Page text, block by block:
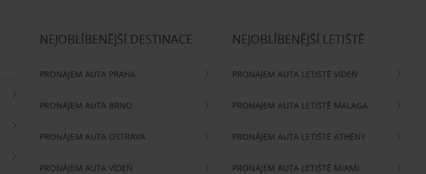
NEJOBLÍBENĚJŠÍ DESTINACE
PRONÁJEM AUTA PRAHA
PRONÁJEM AUTA BRNO
PRONÁJEM AUTA OSTRAVA
PRONÁJEM AUTA VÍDEŇ
NEJOBLÍBENĚJŠÍ LETIŠTĚ
PRONÁJEM AUTA LETIŠTĚ VÍDEŇ
PRONÁJEM AUTA LETIŠTĚ MALAGA
PRONÁJEM AUTA LETIŠTĚ ATHÉNY
PRONÁJEM AUTA LETIŠTĚ MIAMI